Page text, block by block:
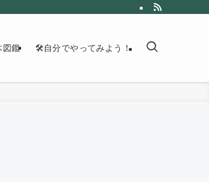
図鑑 🛠自分でやってみよう！